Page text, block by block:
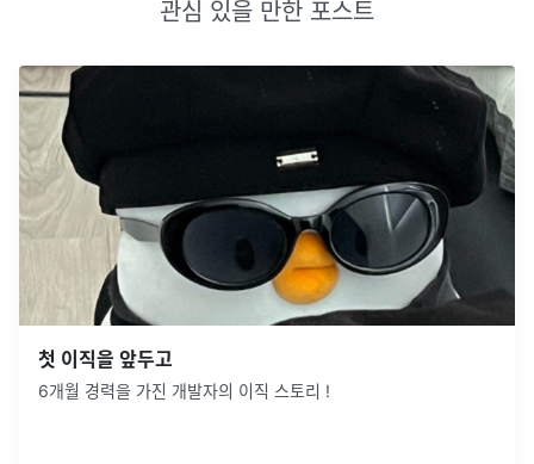
관심 있을 만한 포스트
첫 이직을 앞두고
6개월 경력을 가진 개발자의 이직 스토리 !